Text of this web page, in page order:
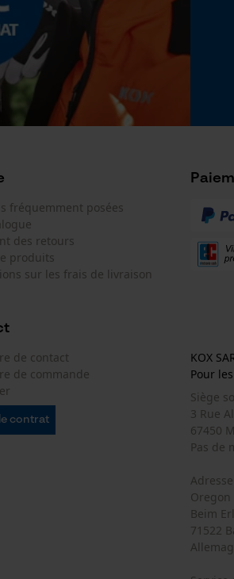
fréquemment posées
des retours
produits
sur les frais de livraison
de contact
de commande
contrat
KOX
Pour
Siège
3 Rue
67450
Pas de
Oregon
Beim
71522
Econda Tag Manager
Cookies statistiques
Cookies de performance
Page d'accueil
Panier sauvegardé
Salutation personnelle